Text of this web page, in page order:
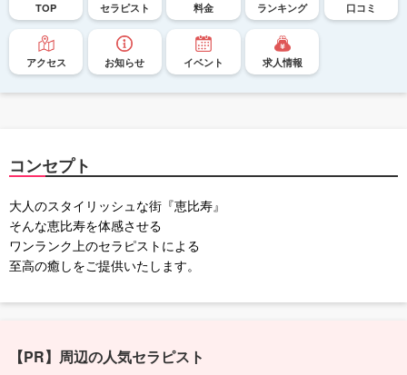
TOP セラピスト 料金 ランキング 口コミ
アクセス お知らせ イベント 求人情報
コンセプト
大人のスタイリッシュな街『恵比寿』
そんな恵比寿を体感させる
ワンランク上のセラピストによる
至高の癒しをご提供いたします。
【PR】周辺の人気セラピスト